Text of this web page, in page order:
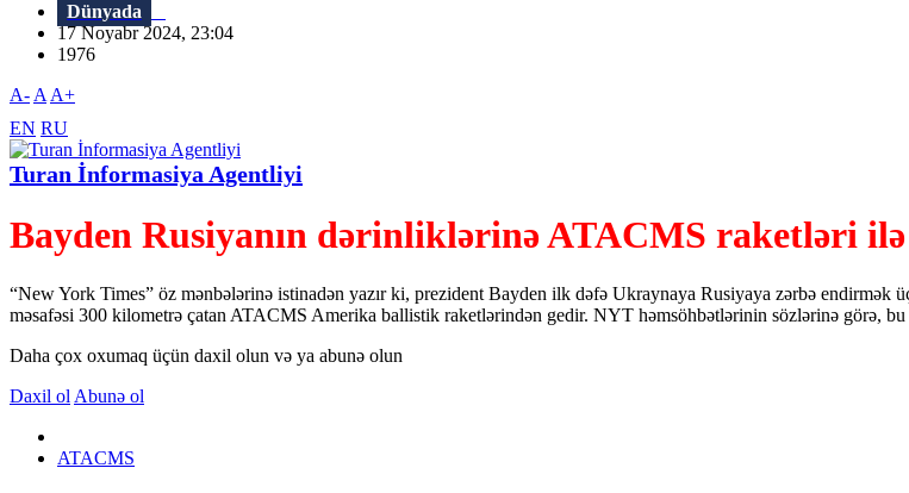
Dünyada
17 Noyabr 2024, 23:04
1976
A- A A+
EN RU
Turan İnformasiya Agentliyi
Bayden Rusiyanın dərinliklərinə ATACMS raketləri
“New York Times” öz mənbələrinə istinadən yazır ki, prezident Bayden ilk dəfə Ukraynaya Rusiyaya zərbə endirmək
məsafəsi 300 kilometrə çatan ATACMS Amerika ballistik raketlərindən gedir. NYT həmsöhbətlərinin sözlərinə görə,
Daha çox oxumaq üçün daxil olun və ya abunə olun
Daxil ol Abunə ol
ATACMS